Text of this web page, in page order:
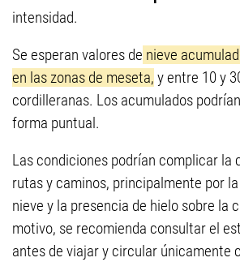
intensidad.
Se esperan valores de nieve
en las zonas de meseta, y entre 10 y
cordilleranas. Los acumulados
forma puntual.
Las condiciones podrían complicar la
rutas y caminos, principalmente por
nieve y la presencia de hielo sobre la
motivo, se recomienda consultar el
antes de viajar y circular únicamente